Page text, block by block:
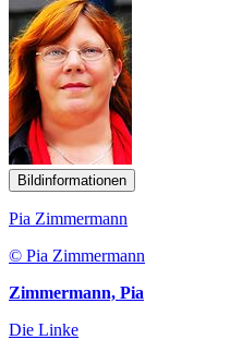
Bildinformationen
Pia Zimmermann
© Pia Zimmermann
Zimmermann, Pia
Die Linke